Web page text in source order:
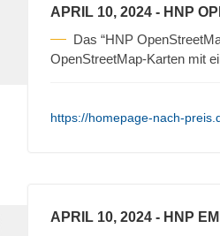
APRIL 10, 2024 - HNP
Das “HNP
OpenStreetMap-Karten mit
https://homepage-nach-
APRIL 10, 2024 - HNP